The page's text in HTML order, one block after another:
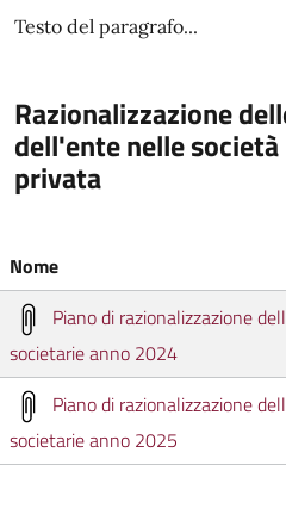
Testo del paragrafo...
Razionalizzazione
dell'ente nelle
privata
Nome
Piano di razionalizzazione
societarie anno 2024
Piano di razionalizzazione
societarie anno 2025